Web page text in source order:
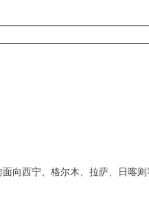
西宁、格尔木、拉萨、日喀